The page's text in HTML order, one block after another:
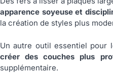
apparence soyeuse et
la création de styles plus
Un autre outil essentiel pour
créer des couches plus
supplémentaire.